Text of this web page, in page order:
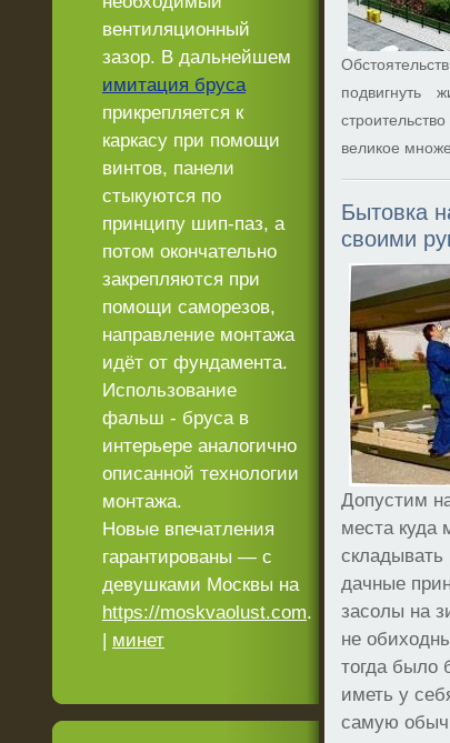
подвигнуть
великое
Бытовка
своими
Допустим
места куда
дачные
засолы на
не
тогда было
иметь у
самую
вентиляционный
зазор. В дальнейшем
имитация бруса
прикрепляется к
каркасу при помощи
винтов, панели
стыкуются по
принципу шип-паз, а
потом окончательно
закрепляются при
помощи саморезов,
направление монтажа
идёт от фундамента.
Использование
фальш - бруса в
интерьере аналогично
описанной технологии
монтажа.
Новые впечатления
гарантированы — с
девушками Москвы на
https://moskvaolust.com.
| минет